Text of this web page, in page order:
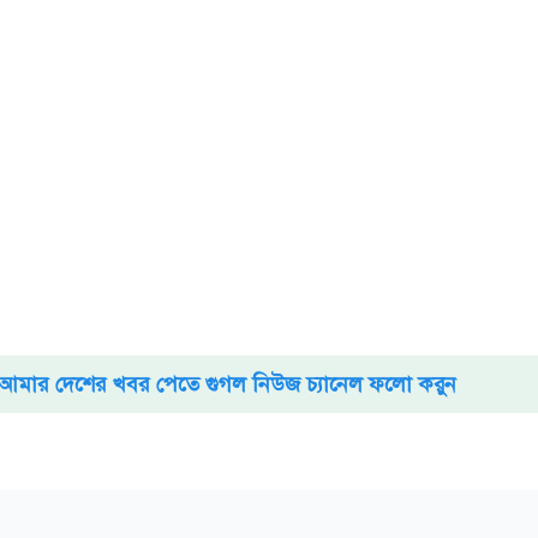
দেশের খবর পেতে গুগল নিউজ চ্যানেল ফলো করুন